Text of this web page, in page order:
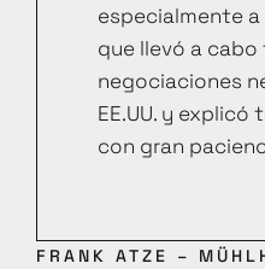
especialmente a
que llevó a
negociaciones
EE.UU. y
con gran
FRANK ATZE –